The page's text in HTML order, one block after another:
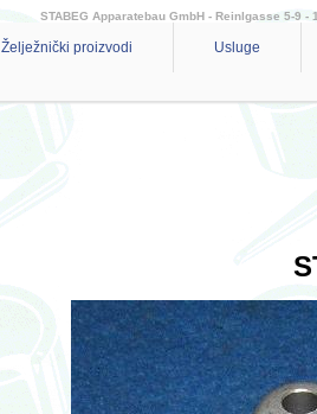
STABEG Apparatebau GmbH - Reinlgasse 5-9
Želježnički proizvodi Usluge